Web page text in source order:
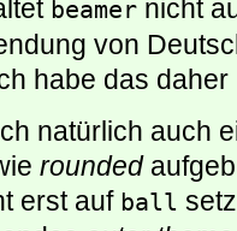
beamer nicht
von
habe das
natürlich auch
rounded
erst auf ball